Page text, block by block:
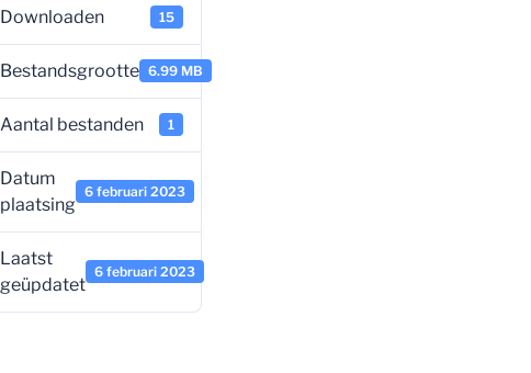
Downloaden 15
Bestandsgrootte 6.99 MB
Aantal bestanden 1
Datum
plaatsing
6 februari 2023
Laatst
geüpdatet
6 februari 2023